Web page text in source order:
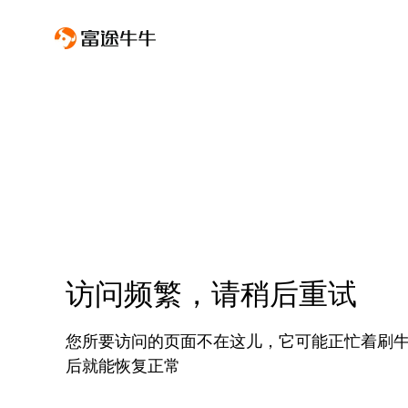
访问频繁，请稍后重试
您所要访问的页面不在这儿，它可能正忙着刷
后就能恢复正常